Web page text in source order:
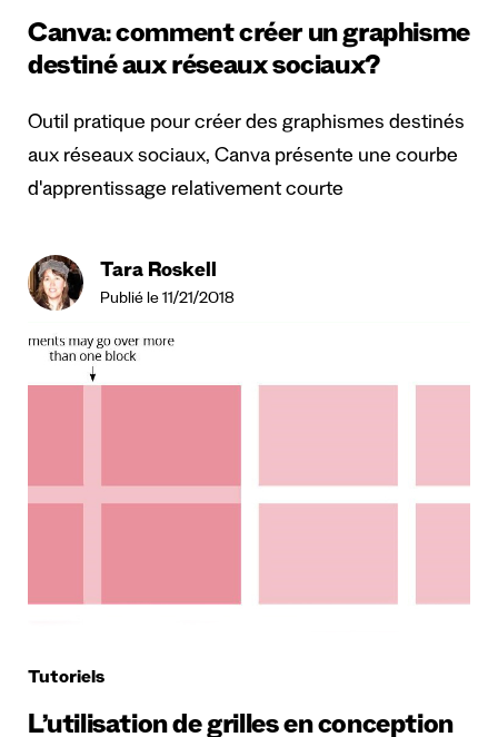
Canva: comment créer un graphisme
destiné aux réseaux sociaux?
Outil pratique pour créer des graphismes destinés
aux réseaux sociaux, Canva présente une courbe
d'apprentissage relativement courte
Tara Roskell
Publié le 11/21/2018
Tutoriels
L’utilisation de grilles en conception